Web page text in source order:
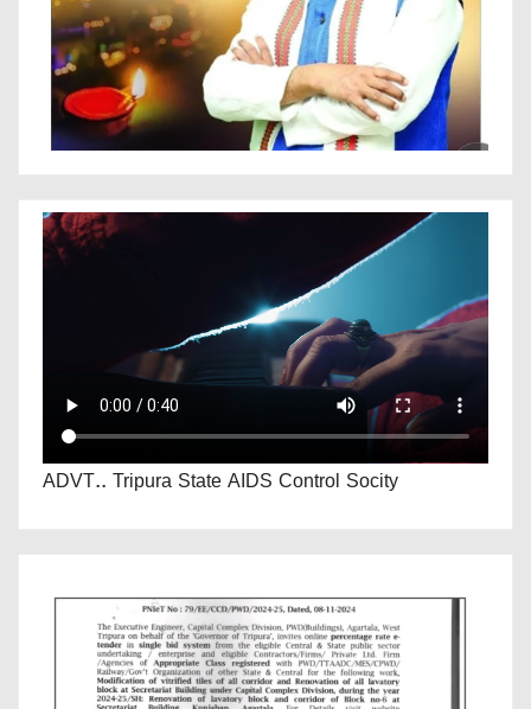
ADVT.. Tripura State AIDS Control Socity